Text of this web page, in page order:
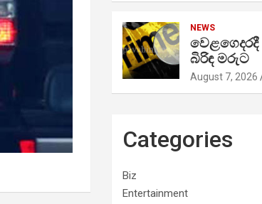
NEWS
බිරිඳ මරුට
August 7, 2026
Categories
Biz
Entertainment